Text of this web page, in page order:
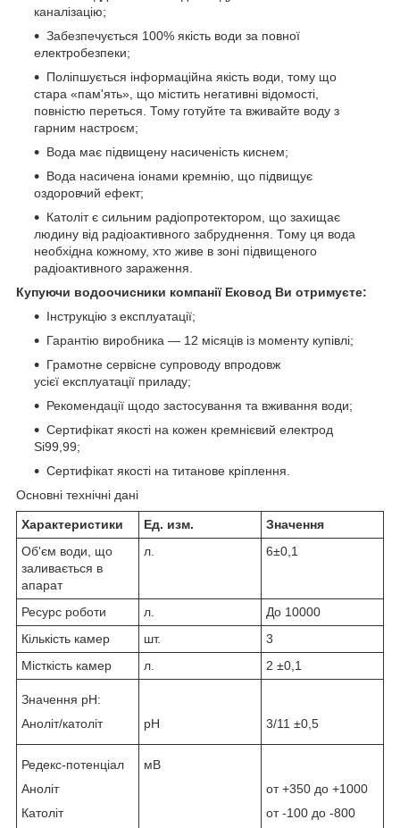
каналізацію;
Забезпечується 100% якість води за повної
електробезпеки;
Поліпшується інформаційна якість води, тому що
стара «пам'ять», що містить негативні відомості,
повністю переться. Тому готуйте та вживайте воду з
гарним настроєм;
Вода має підвищену насиченість киснем;
Вода насичена іонами кремнію, що підвищує
оздоровчий ефект;
Католіт є сильним радіопротектором, що захищає
людину від радіоактивного забруднення. Тому ця вода
необхідна кожному, хто живе в зоні підвищеного
радіоактивного зараження.
Купуючи водоочисники компанії Ековод Ви отримуєте:
Інструкцію з експлуатації;
Гарантію виробника — 12 місяців із моменту купівлі;
Грамотне сервісне супроводу впродовж
усієї експлуатації приладу;
Рекомендації щодо застосування та вживання води;
Сертифікат якості на кожен кремнієвий електрод
Si99,99;
Сертифікат якості на титанове кріплення.
Основні технічні дані
Характеристики Ед. изм.
Значення
Об'єм води, що
заливається в
апарат
л. 6±0,1
Ресурс роботи л.
До 10000
Кількість камер
шт.
3
Місткість камер
л. 2 ±0,1
Значення pH:
Аноліт/католіт
рН 3/11 ±0,5
Редекс-потенціал
Аноліт
Католіт
мВ
от +350 до +1000
от -100 до -800